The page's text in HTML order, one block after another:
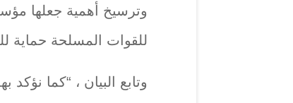
وترسيخ أهمية جعلها
للقوات المسلحة حماية
وتابع البيان ، “كما